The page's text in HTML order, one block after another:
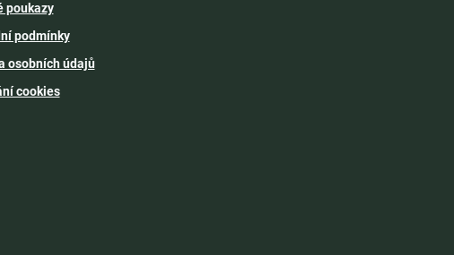
poukazy
podmínky
osobních údajů
cookies